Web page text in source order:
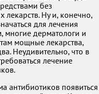
без
лекарств. Ну и, конечно,
для лечения
дерматологи и
мощные лекарства,
Неудивительно, что в
лечение
антибиотиков появиться